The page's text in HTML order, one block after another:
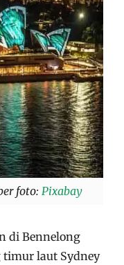
foto: Pixabay
di Bennelong
timur laut Sydney